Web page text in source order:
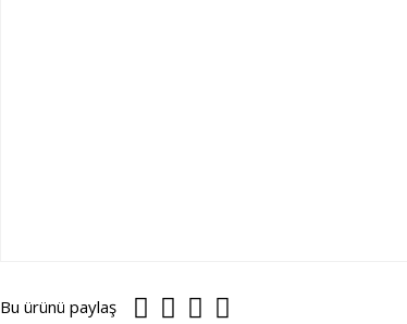
Bu ürünü paylaş